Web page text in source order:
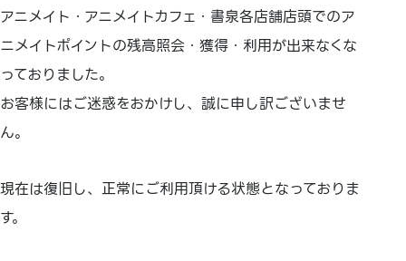
アニメイト・アニメイトカフェ・書泉各店舗店頭でのア
ニメイトポイントの残高照会・獲得・利用が出来なくな
っておりました。
お客様にはご迷惑をおかけし、誠に申し訳ございませ
ん。
現在は復旧し、正常にご利用頂ける状態となっておりま
す。